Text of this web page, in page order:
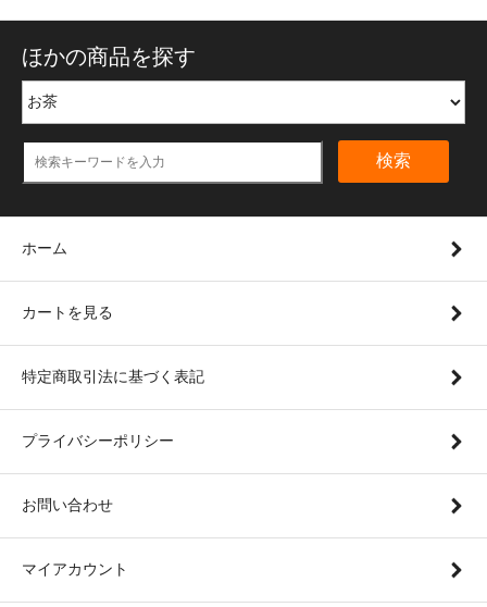
ほかの商品を探す
検索
ホーム
カートを見る
特定商取引法に基づく表記
プライバシーポリシー
お問い合わせ
マイアカウント